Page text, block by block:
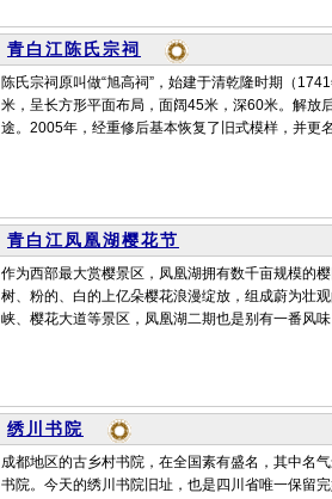
青白江陈氏宗祠
陈氏宗祠原叫做“旭高祠”，始建于清乾隆时期（
米，呈长方形平面布局，面阔45米，深60米。解放
途。2005年，经重修后基本恢复了旧式模样，并更
青白江凤凰湖樱花节
作为西部最大赏樱景区，凤凰湖拥有数千亩规模的
树、粉的、白的上亿朵樱花浪漫绽放，组成蔚为壮
峡、樱花大道等景区，凤凰湖二期也是别有一番风
绣川书院
成都地区的古乡村书院，在全国素有盛名，其中名
书院。今天的绣川书院旧址，也是四川省唯一保留